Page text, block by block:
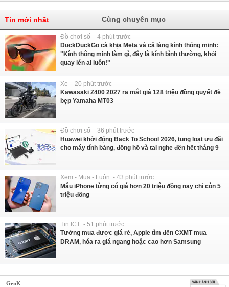
Tin mới nhất Cùng chuyên mục
Đồ chơi số - 4 phút trước
DuckDuckGo cà khịa Meta và cả làng kính thông minh:
"Kính thông minh làm gì, đây là kính bình thường, khỏi
quay lén ai luôn!"
Xe - 20 phút trước
Kawasaki Z400 2027 ra mắt giá 128 triệu đồng quyết đè
bẹp Yamaha MT03
Đồ chơi số - 36 phút trước
Huawei khởi động Back To School 2026, tung loạt ưu đãi
cho máy tính bảng, đồng hồ và tai nghe đến hết tháng 9
Xem - Mua - Luôn - 43 phút trước
Mẫu iPhone từng có giá hơn 20 triệu đồng nay chỉ còn 5
triệu đồng
Tin ICT - 51 phút trước
Tưởng mua được giá rẻ, Apple tìm đến CXMT mua
DRAM, hóa ra giá ngang hoặc cao hơn Samsung
GenK